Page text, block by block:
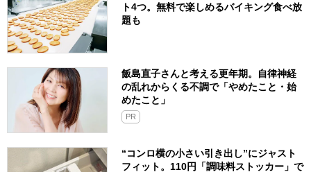
ト4つ。無料で楽しめるバイキング食べ放
題も
飯島直子さんと考える更年期。自律神経
の乱れからくる不調で「やめたこと・始
めたこと」
PR
“コンロ横の小さい引き出し”にジャスト
フィット。110円「調味料ストッカー」で